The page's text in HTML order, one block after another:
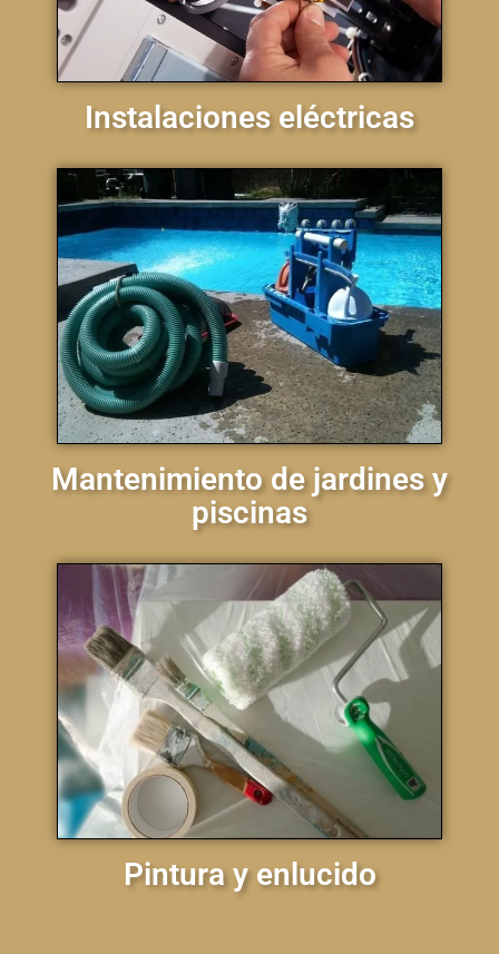
Instalaciones eléctricas
Mantenimiento de jardines y
piscinas
Pintura y enlucido